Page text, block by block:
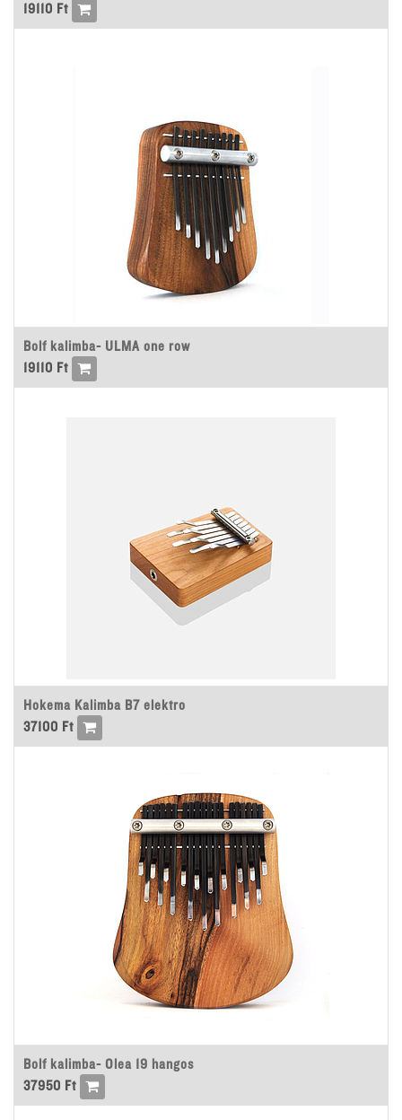
19110 Ft
Bolf kalimba- ULMA one row
19110 Ft
Hokema Kalimba B7 elektro
37100 Ft
Bolf kalimba- Olea 19 hangos
37950 Ft